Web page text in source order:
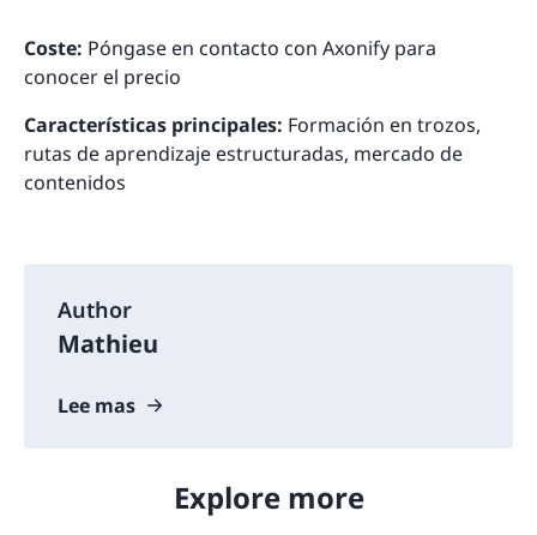
Coste: Póngase en contacto con Axonify para
conocer el precio
Características principales: Formación en trozos,
rutas de aprendizaje estructuradas, mercado de
contenidos
Author
Mathieu
Lee mas
Explore more